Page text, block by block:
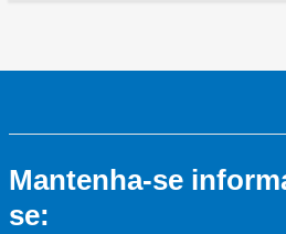
Mantenha-se
se: